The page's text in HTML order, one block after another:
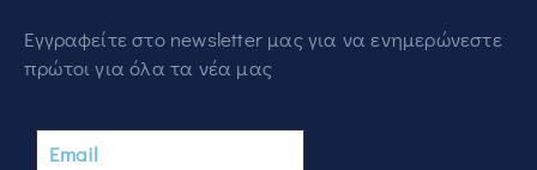
Εγγραφείτε στο newsletter μας για να ενημερώνεστε
πρώτοι για όλα τα νέα μας